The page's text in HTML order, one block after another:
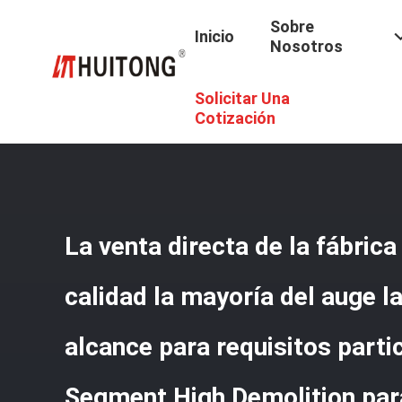
Inicio
Sobre
Nosotros
Solicitar Una
Cotización
Auge Largo Del Alcance Del
Particulares De Los 28M Segment High Demolition Para El
La venta directa de la
calidad la mayoría del auge
alcance para requisitos